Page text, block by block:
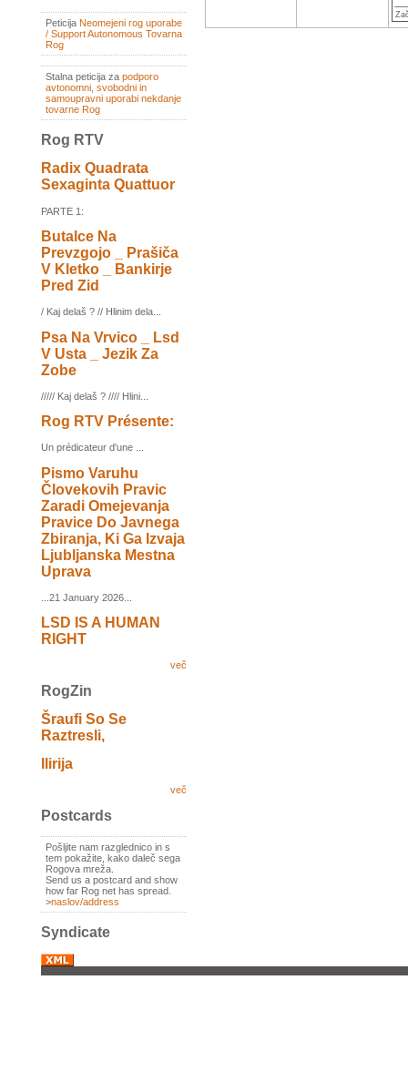
Peticija Neomejeni rog uporabe
/ Support Autonomous Tovarna
Rog
Stalna peticija za podporo
avtonomni, svobodni in
samoupravni uporabi nekdanje
tovarne Rog
Rog RTV
Radix Quadrata
Sexaginta Quattuor
PARTE 1:
Butalce Na
Prevzgojo _ Prašiča
V Kletko _ Bankirje
Pred Zid
/ Kaj delaš ? // Hlinim dela...
Psa Na Vrvico _ Lsd
V Usta _ Jezik Za
Zobe
///// Kaj delaš ? //// Hlini...
Rog RTV Présente:
Un prédicateur d'une ...
Pismo Varuhu
Človekovih Pravic
Zaradi Omejevanja
Pravice Do Javnega
Zbiranja, Ki Ga Izvaja
Ljubljanska Mestna
Uprava
...21 January 2026...
LSD IS A HUMAN
RIGHT
več
RogZin
Šraufi So Se
Raztresli,
Ilirija
več
Postcards
Pošljite nam razglednico in s
tem pokažite, kako daleč sega
Rogova mreža.
Send us a postcard and show
how far Rog net has spread.
>naslov/address
Syndicate